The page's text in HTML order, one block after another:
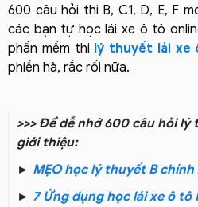
600 câu hỏi thi B, C1, D, E, F
các bạn tự học lái xe ô tô
phần mềm thi lý thuyết lái xe
phiền hà, rắc rối nữa.
>>> Để dễ nhớ 600 câu hỏi
giới thiệu:
► MẸO học lý thuyết B chính
► 7 Ứng dụng học lái xe ô tô